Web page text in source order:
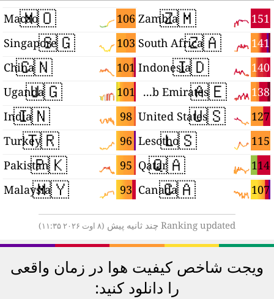
🇿🇲 151
Zambia
🇿🇦 141
South Africa
🇮🇩 140
Indonesia
🇦🇪 138
United Arab Emirates
🇺🇸 127
United States
🇱🇸 115
Lesotho
🇶🇦 114
Qatar
🇨🇦 107
Canada
🇲🇴 106
Macao
🇸🇬 103
Singapore
🇨🇳 101
China
🇺🇬 101
Uganda
🇮🇳 98
India
🇹🇷 96
Turkey
🇵🇰 95
Pakistan
🇲🇾 93
Malaysia
Ranking updated چند ثانیه پیش
ویجت شاخص کیفیت هوا در زمان واقعی
را دانلود کنید: